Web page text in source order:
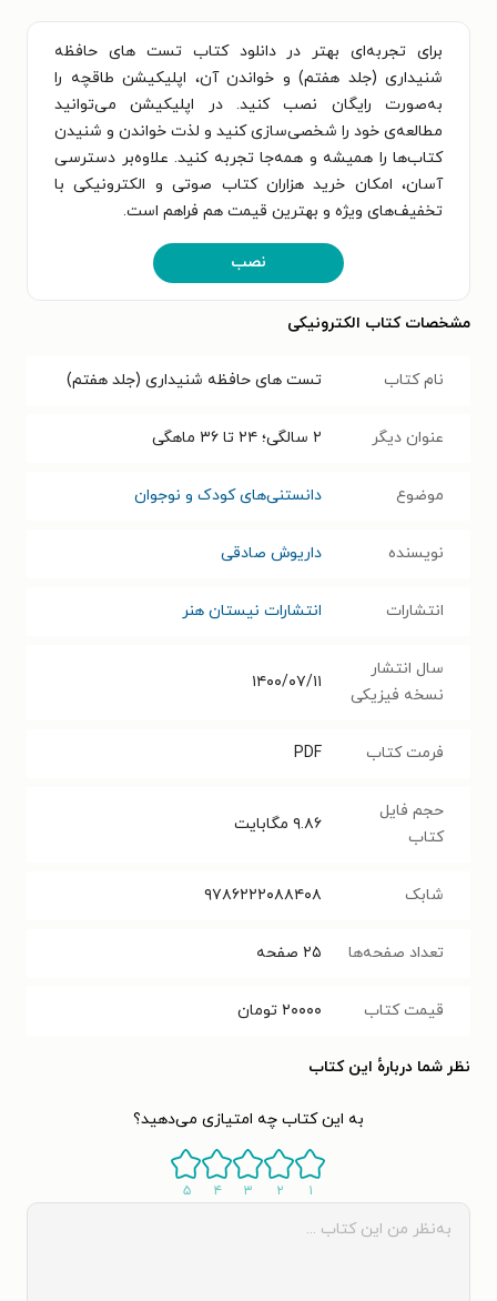
برای تجربه‌ای بهتر در دانلود کتاب تست های حافظه
شنیداری (جلد هفتم) و خواندن آن، اپلیکیشن طاقچه را
به‌صورت رایگان نصب کنید. در اپلیکیشن می‌توانید
مطالعه‌ی خود را شخصی‌سازی کنید و لذت خواندن و شنیدن
کتاب‌ها را همیشه و همه‌جا تجربه کنید. علاوه‌بر دسترسی
آسان، امکان خرید هزاران کتاب صوتی و الکترونیکی با
تخفیف‌های ویژه و بهترین قیمت هم فراهم است.
نصب
مشخصات کتاب الکترونیکی
نام کتاب تست های حافظه شنیداری (جلد هفتم)
عنوان دیگر ۲ سالگی؛ ۲۴ تا ۳۶ ماهگی
موضوع دانستنی‌های کودک و نوجوان
نویسنده داریوش صادقی
انتشارات انتشارات نیستان هنر
سال انتشار
نسخه فیزیکی
۱۴۰۰/۰۷/۱۱
فرمت کتاب PDF
حجم فایل
کتاب
۹.۸۶ مگابایت
شابک ۹۷۸۶۲۲۲۰۸۸۴۰۸
تعداد صفحه‌ها ۲۵ صفحه
قیمت کتاب ۲۰۰۰۰ تومان
نظر شما دربارهٔ این کتاب
به این کتاب چه امتیازی می‌دهید؟
۱ ۲ ۳ ۴ ۵